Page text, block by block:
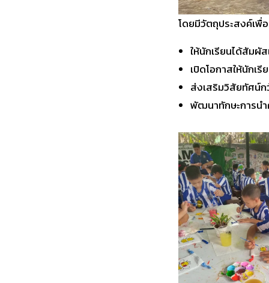
โดยมีวัตถุประสงค์เพื่
ให้นักเรียนได้สัมผั
เปิดโอกาสให้นักเ
ส่งเสริมวิสัยทัศน์ก
พัฒนาทักษะการนำ